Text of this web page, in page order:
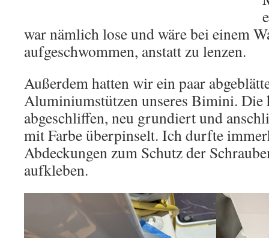
war nämlich lose und wäre bei einem
aufgeschwommen, anstatt zu lenzen.
Außerdem hatten wir ein paar
Aluminiumstützen unseres Bimini. Die
abgeschliffen, neu grundiert und
mit Farbe überpinselt. Ich durfte
Abdeckungen zum Schutz der
aufkleben.